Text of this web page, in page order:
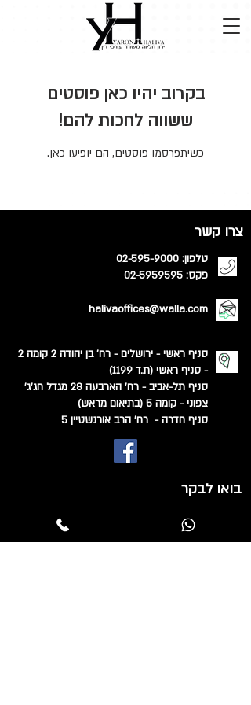
בקרוב יהיו כאן פוסטים
ששווה לחכות להם!
כשיתפרסמו פוסטים, הם יופיעו כאן.
צרו קשר
טלפון: 02-595-9000
פקס: 02-5959595
halivaoffices@walla.com
סניף ראשי - ירושלים - רח' בן יהודה 2 קומה 2
- סניף ראשי (ת.ד 1199)
סניף תל-אביב - רח' הארבעה 28 מגדל חג'ג'
צפוני - קומה 5 (בתיאום מראש)
סניף חדרה - רח' הרב אורנשטיין 5
בואו לבקר